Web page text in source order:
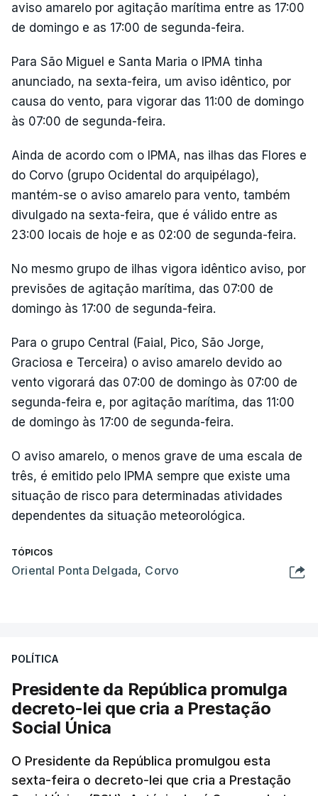
aviso amarelo por agitação marítima entre as 17:00
de domingo e as 17:00 de segunda-feira.
Para São Miguel e Santa Maria o IPMA tinha
anunciado, na sexta-feira, um aviso idêntico, por
causa do vento, para vigorar das 11:00 de domingo
às 07:00 de segunda-feira.
Ainda de acordo com o IPMA, nas ilhas das Flores e
do Corvo (grupo Ocidental do arquipélago),
mantém-se o aviso amarelo para vento, também
divulgado na sexta-feira, que é válido entre as
23:00 locais de hoje e as 02:00 de segunda-feira.
No mesmo grupo de ilhas vigora idêntico aviso, por
previsões de agitação marítima, das 07:00 de
domingo às 17:00 de segunda-feira.
Para o grupo Central (Faial, Pico, São Jorge,
Graciosa e Terceira) o aviso amarelo devido ao
vento vigorará das 07:00 de domingo às 07:00 de
segunda-feira e, por agitação marítima, das 11:00
de domingo às 17:00 de segunda-feira.
O aviso amarelo, o menos grave de uma escala de
três, é emitido pelo IPMA sempre que existe uma
situação de risco para determinadas atividades
dependentes da situação meteorológica.
TÓPICOS
Oriental Ponta Delgada, Corvo
POLÍTICA
Presidente da República promulga
decreto-lei que cria a Prestação
Social Única
O Presidente da República promulgou esta
sexta-feira o decreto-lei que cria a Prestação